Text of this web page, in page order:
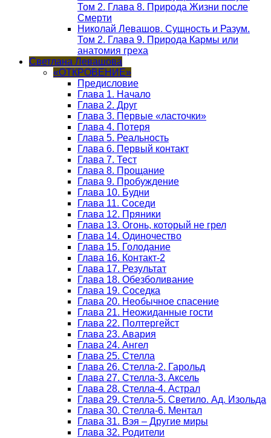
Том 2. Глава 8. Природа Жизни после
Смерти
Николай Левашов. Сущность и Разум.
Том 2. Глава 9. Природа Кармы или
анатомия греха
Светлана Левашова
«ОТКРОВЕНИЕ»
Предисловие
Глава 1. Начало
Глава 2. Друг
Глава 3. Первые «ласточки»
Глава 4. Потеря
Глава 5. Реальность
Глава 6. Первый контакт
Глава 7. Тест
Глава 8. Прощание
Глава 9. Пробуждение
Глава 10. Будни
Глава 11. Соседи
Глава 12. Пряники
Глава 13. Огонь, который не грел
Глава 14. Одиночество
Глава 15. Голодание
Глава 16. Контакт-2
Глава 17. Результат
Глава 18. Обезболивание
Глава 19. Соседка
Глава 20. Необычное спасение
Глава 21. Неожиданные гости
Глава 22. Полтергейст
Глава 23. Авария
Глава 24. Ангел
Глава 25. Стелла
Глава 26. Стелла-2. Гарольд
Глава 27. Стелла-3. Аксель
Глава 28. Стелла-4. Астрал
Глава 29. Стелла-5. Светило. Ад. Изольда
Глава 30. Стелла-6. Ментал
Глава 31. Вэя – Другие миры
Глава 32. Родители